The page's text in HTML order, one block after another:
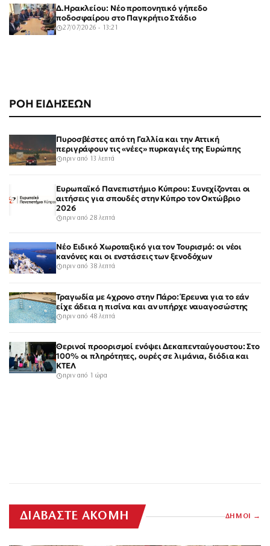
ΡΟΗ ΕΙΔΗΣΕΩΝ
Πυροσβέστες από τη Γαλλία και την Αττική
περιγράφουν τις «νέες» πυρκαγιές της Ευρώπης
πριν από 13 λεπτά
Ευρωπαϊκό Πανεπιστήμιο Κύπρου: Συνεχίζονται οι
αιτήσεις για σπουδές στην Κύπρο τον Οκτώβριο
2026
πριν από 28 λεπτά
Νέο Ειδικό Χωροταξικό για τον Τουρισμό: οι νέοι
κανόνες και οι ενστάσεις των ξενοδόχων
πριν από 38 λεπτά
Τραγωδία με 4χρονο στην Πάρο: Έρευνα για το εάν
είχε άδεια η πισίνα και αν υπήρχε ναυαγοσώστης
πριν από 48 λεπτά
Θερινοί προορισμοί ενόψει Δεκαπενταύγουστου: Στο
100% οι πληρότητες, ουρές σε λιμάνια, διόδια και
ΚΤΕΛ
πριν από 1 ώρα
Δ.Ηρακλείου: Νέο προπονητικό γήπεδο
ποδοσφαίρου στο Παγκρήτιο Στάδιο
27/07/2026 - 13:21
ΔΙΑΒΑΣΤΕ ΑΚΟΜΗ ΔΗΜΟΙ